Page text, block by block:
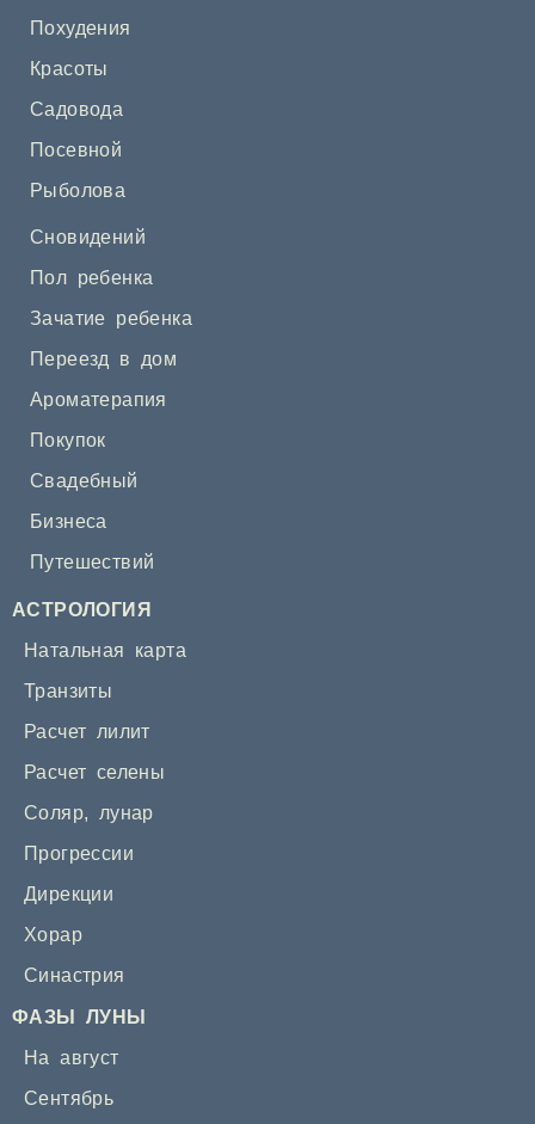
Похудения
Красоты
Садовода
Посевной
Рыболова
Сновидений
Пол ребенка
Зачатие ребенка
Переезд в дом
Ароматерапия
Покупок
Свадебный
Бизнеса
Путешествий
АСТРОЛОГИЯ
Натальная карта
Транзиты
Расчет лилит
Расчет селены
Соляр, лунар
Прогрессии
Дирекции
Хорар
Синастрия
ФАЗЫ ЛУНЫ
На август
Сентябрь